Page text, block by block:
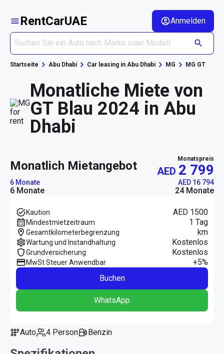
RentCarUAE Anmelden
Startseite Abu Dhabi Car leasing in Abu Dhabi MG MG GT
Monatliche Miete von
GT Blau 2024 in Abu
Dhabi
monatlich Mietangebot Monatspreis
AED 2 799
6 Monate AED 16 794
6 Monate 24 Monate
Kaution AED 1500
Mindestmietzeitraum 1 Tag
Gesamtkilometerbegrenzung km
Wartung und Instandhaltung Kostenlos
Grundversicherung Kostenlos
MwSt Steuer Anwendbar
+5%
Buchen
WhatsApp
Auto 4 Person Benzin